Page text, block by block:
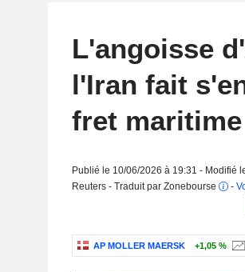
L'angoisse
l'Iran fait
fret
Publié le 10/06/2026 à 19:31 - Modifié
Reuters - Traduit par Zonebourse
-
AP MOLLER MAERSK +1,05 %